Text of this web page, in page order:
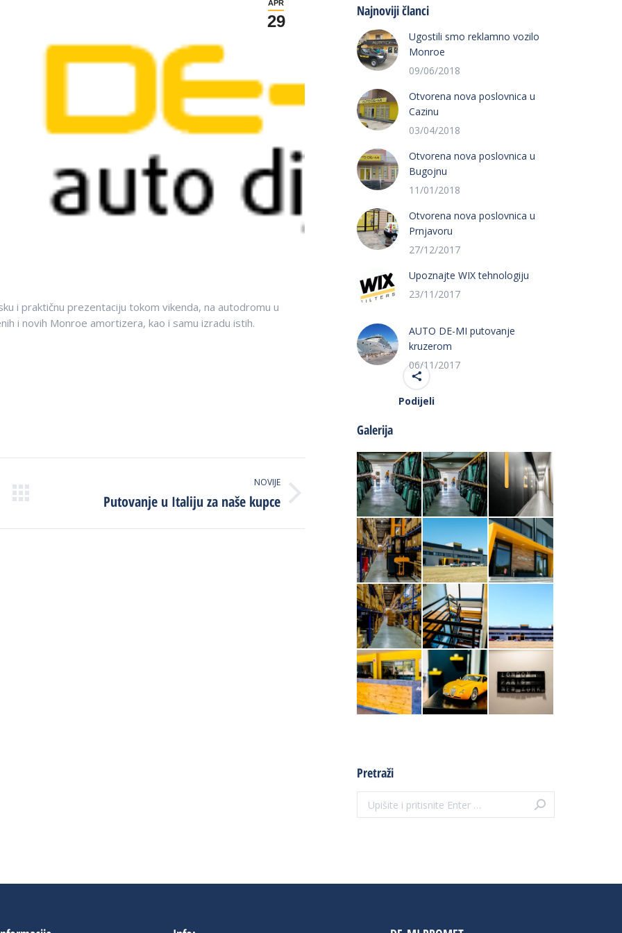
APR
29
i praktičnu prezentaciju tokom vikenda, na autodromu u
i novih Monroe amortizera, kao i samu izradu istih.
Podijeli
NOVIJE
Putovanje u Italiju za naše kupce
Najnoviji članci
Ugostili smo reklamno vozilo
Monroe
09/06/2018
Otvorena nova poslovnica u
Cazinu
03/04/2018
Otvorena nova poslovnica u
Bugojnu
11/01/2018
Otvorena nova poslovnica u
Prnjavoru
27/12/2017
Upoznajte WIX tehnologiju
23/11/2017
AUTO DE-MI putovanje
kruzerom
06/11/2017
Galerija
Pretraži
Search: